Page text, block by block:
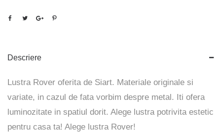
Descriere
Lustra Rover oferita de Siart. Materiale originale si
variate, in cazul de fata vorbim despre metal. Iti ofera
luminozitate in spatiul dorit. Alege lustra potrivita estetic
pentru casa ta! Alege lustra Rover!